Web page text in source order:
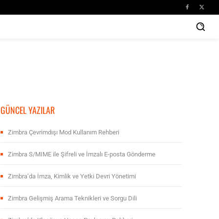
GÜNCEL YAZILAR
Zimbra Çevrimdışı Mod Kullanım Rehberi
Zimbra S/MIME ile Şifreli ve İmzalı E-posta Gönderme
Zimbra’da İmza, Kimlik ve Yetki Devri Yönetimi
Zimbra Gelişmiş Arama Teknikleri ve Sorgu Dili